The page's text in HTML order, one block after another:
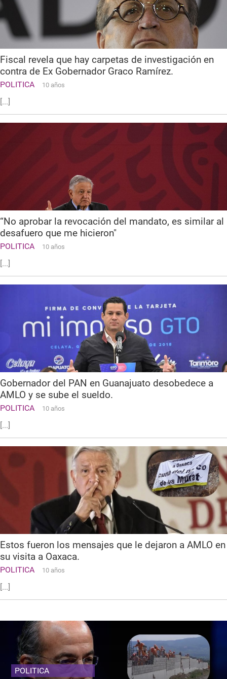
Fiscal revela que hay carpetas de investigación en
contra de Ex Gobernador Graco Ramírez.
POLITICA 10 años
[...]
“No aprobar la revocación del mandato, es similar al
desafuero que me hicieron"
POLITICA 10 años
[...]
Gobernador del PAN en Guanajuato desobedece a
AMLO y se sube el sueldo.
POLITICA 10 años
[...]
Estos fueron los mensajes que le dejaron a AMLO en
su visita a Oaxaca.
POLITICA 10 años
[...]
POLITICA